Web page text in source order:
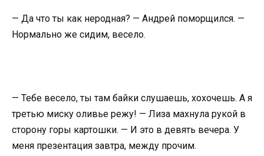
— Да что ты как неродная? — Андрей поморщился. —
Нормально же сидим, весело.
— Тебе весело, ты там байки слушаешь, хохочешь. А я
третью миску оливье режу! — Лиза махнула рукой в
сторону горы картошки. — И это в девять вечера. У
меня презентация завтра, между прочим.